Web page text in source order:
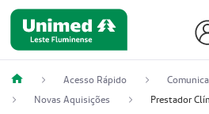
Acesso Rápido
Novas Aquisições